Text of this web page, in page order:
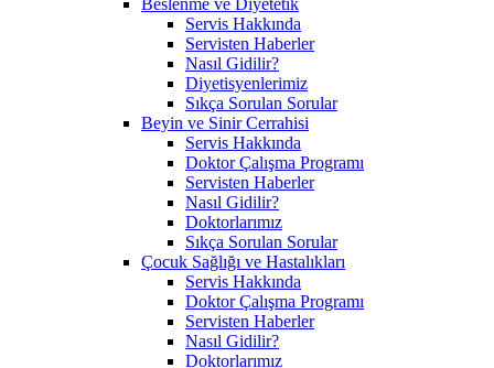
Servis Hakkında
Servisten Haberler
Nasıl Gidilir?
Diyetisyenlerimiz
Sıkça Sorulan Sorular
Beyin ve Sinir Cerrahisi
Servis Hakkında
Doktor Çalışma Programı
Servisten Haberler
Nasıl Gidilir?
Doktorlarımız
Sıkça Sorulan Sorular
Çocuk Sağlığı ve Hastalıkları
Servis Hakkında
Doktor Çalışma Programı
Servisten Haberler
Nasıl Gidilir?
Doktorlarımız